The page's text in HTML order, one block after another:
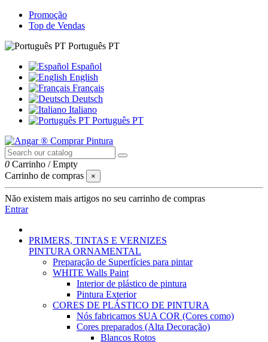
Promoção
Top de Vendas
Português PT
Español
English
Français
Deutsch
Italiano
Português PT
0 Carrinho /Empty
Carrinho de compras
×
Não existem mais artigos no seu carrinho de compras
Entrar
PRIMERS, TINTAS E VERNIZES
PINTURA ORNAMENTAL
Preparação de Superfícies para pintar
WHITE Walls Paint
Interior de plástico de pintura
Pintura Exterior
CORES DE PLÁSTICO DE PINTURA
Nós fabricamos SUA COR (Cores como)
Cores preparados (Alta Decoração)
Blancos Rotos